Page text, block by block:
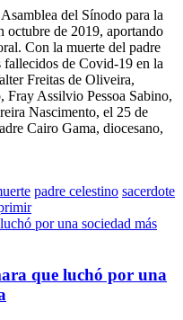
del Sínodo para la
octubre de 2019, aportando
Con la muerte del padre
fallecidos de Covid-19 en la
Freitas de Oliveira,
Fray Assilvio Pessoa Sabino,
Nascimento, el 25 de
Cairo Gama, diocesano,
padre celestino sacerdote
por una sociedad más
que luchó por una